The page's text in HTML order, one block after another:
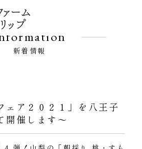
新着情報
ェア２０２１」を八王子
開催します～